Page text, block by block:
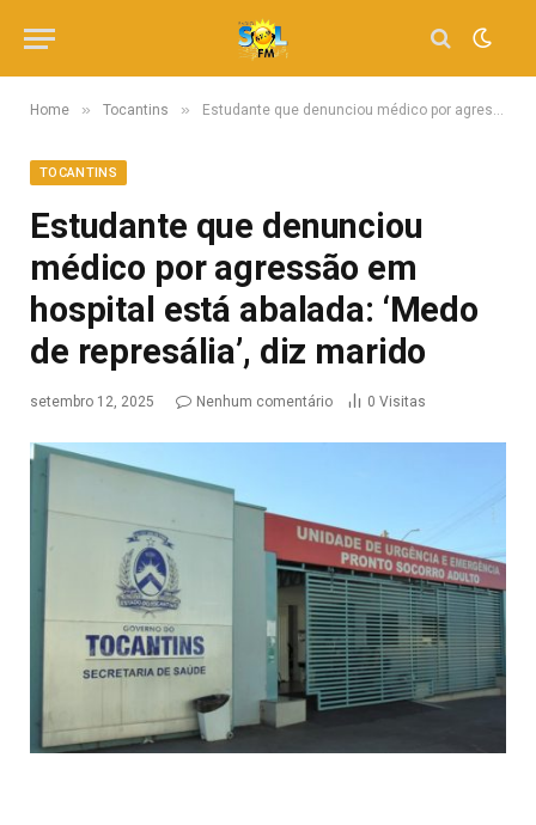
Home » Tocantins » Estudante que denunciou médico por agressão em hospital está abalada: ‘Medo de represália’, diz marido
TOCANTINS
Estudante que denunciou
médico por agressão em
hospital está abalada: ‘Medo
de represália’, diz marido
setembro 12, 2025 Nenhum comentário 0 Visitas